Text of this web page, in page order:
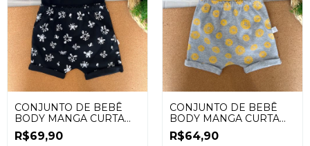
CONJUNTO DE BEBÊ
BODY MANGA CURTA
PRETO + SHORTS
SPLASH E BABADOR
R$69,90
CONJUNTO DE BEBÊ
BODY MANGA CURTA
AMARELO + SHORTS
MESCLA NINHOS
R$64,90